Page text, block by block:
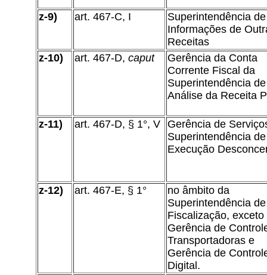
z-9) art. 467-C, I
Superintendência de
Informações de
Receitas
z-10)
art. 467-D, caput
Gerência da Conta
Corrente Fiscal da
Superintendência de
Análise da Receita
z-11) art. 467-D, § 1°, V
Gerência de
Superintendência de
Execução
z-12) art. 467-E, § 1°
no âmbito da
Superintendência de
Fiscalização, exceto
Gerência de
Transportadoras e
Gerência de
Digital.